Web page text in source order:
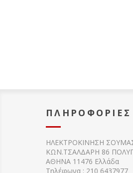
ΠΛΗΡΟΦΟΡΊΕΣ
ΗΛΕΚΤΡΟΚΙΝΗΣΗ
ΚΩΝ.ΤΣΑΛΔΑΡΗ 86
ΑΘΗΝΑ 11476 Ελλάδα
Τηλέφωνα : 210 6437977